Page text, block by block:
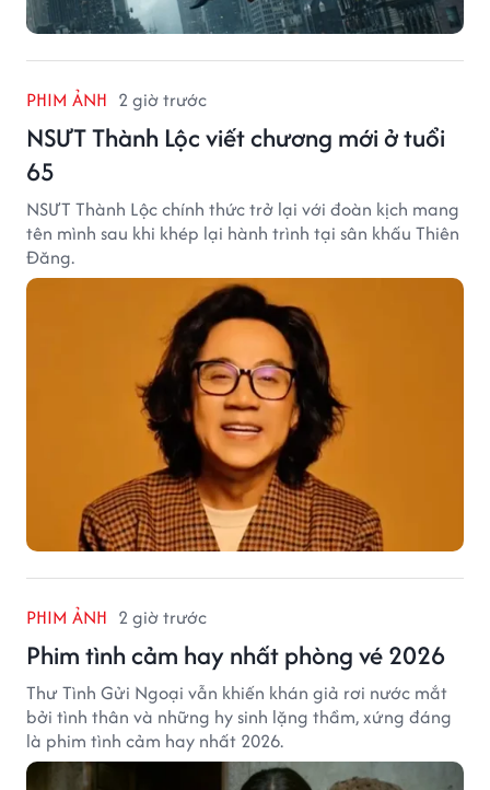
PHIM ẢNH 2 giờ trước
NSƯT Thành Lộc viết chương mới ở tuổi
65
NSƯT Thành Lộc chính thức trở lại với đoàn kịch mang
tên mình sau khi khép lại hành trình tại sân khấu Thiên
Đăng.
PHIM ẢNH 2 giờ trước
Phim tình cảm hay nhất phòng vé 2026
Thư Tình Gửi Ngoại vẫn khiến khán giả rơi nước mắt
bởi tình thân và những hy sinh lặng thầm, xứng đáng
là phim tình cảm hay nhất 2026.